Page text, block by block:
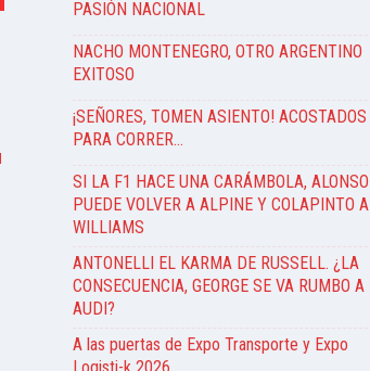
PASIÓN NACIONAL
NACHO MONTENEGRO, OTRO ARGENTINO
EXITOSO
¡SEÑORES, TOMEN ASIENTO! ACOSTADOS
PARA CORRER…
SI LA F1 HACE UNA CARÁMBOLA, ALONSO
PUEDE VOLVER A ALPINE Y COLAPINTO A
WILLIAMS
ANTONELLI EL KARMA DE RUSSELL. ¿LA
CONSECUENCIA, GEORGE SE VA RUMBO A
AUDI?
A las puertas de Expo Transporte y Expo